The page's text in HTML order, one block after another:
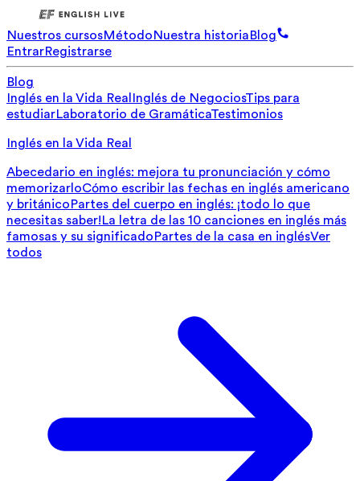
Nuestros cursosMétodoNuestra historiaBlog
EntrarRegistrarse
Blog
Inglés en la Vida Real Inglés de NegociosTips para
estudiarLaboratorio de GramáticaTestimonios
Inglés en la Vida Real
Abecedario en inglés: mejora tu pronunciación y cómo
memorizarloCómo escribir las fechas en inglés americano
y británicoPartes del cuerpo en inglés: ¡todo lo que
necesitas saber!La letra de las 10 canciones en inglés más
famosas y su significadoPartes de la casa en inglésVer
todos